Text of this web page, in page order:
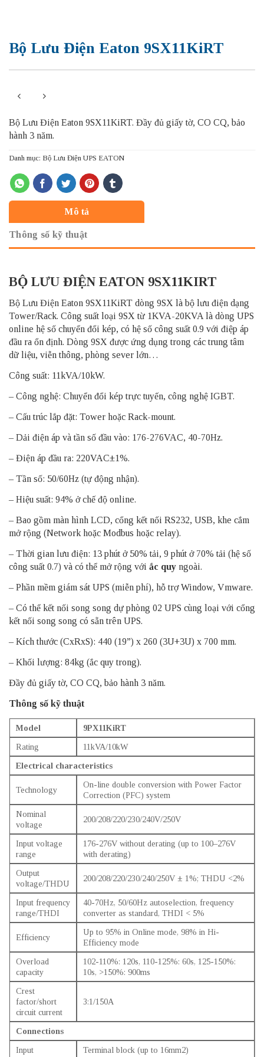
Bộ Lưu Điện Eaton 9SX11KiRT
Bộ Lưu Điện Eaton 9SX11KiRT. Đầy đủ giấy tờ, CO CQ, bảo
hành 3 năm.
Danh mục: Bộ Lưu Điện UPS EATON
Mô tả
Thông số kỹ thuật
BỘ LƯU ĐIỆN EATON 9SX11KIRT
Bộ Lưu Điện Eaton 9SX11KiRT dòng 9SX là bộ lưu điện dạng
Tower/Rack. Công suất loại 9SX từ 1KVA-20KVA là dòng UPS
online hệ số chuyển đổi kép, có hệ số công suất 0.9 với điệp áp
đầu ra ổn định. Dòng 9SX được ứng dụng trong các trung tâm
dữ liệu, viễn thông, phòng sever lớn…
Công suất: 11kVA/10kW.
– Công nghệ: Chuyển đổi kép trực tuyến, công nghệ IGBT.
– Cấu trúc lắp đặt: Tower hoặc Rack-mount.
– Dải điện áp và tần số đầu vào: 176-276VAC, 40-70Hz.
– Điện áp đầu ra: 220VAC±1%.
– Tần số: 50/60Hz (tự động nhận).
– Hiệu suất: 94% ở chế độ online.
– Bao gồm màn hình LCD, cổng kết nối RS232, USB, khe cắm
mở rộng (Network hoặc Modbus hoặc relay).
– Thời gian lưu điện: 13 phút ở 50% tải, 9 phút ở 70% tải (hệ số
công suất 0.7) và có thể mở rộng với ắc quy ngoài.
– Phần mềm giám sát UPS (miễn phí), hỗ trợ Window, Vmware.
– Có thể kết nối song song dự phòng 02 UPS cùng loại với cổng
kết nối song song có sẵn trên UPS.
– Kích thước (CxRxS): 440 (19”) x 260 (3U+3U) x 700 mm.
– Khối lượng: 84kg (ắc quy trong).
Đầy đủ giấy tờ, CO CQ, bảo hành 3 năm.
Thông số kỹ thuật
Model
9PX11KiRT
Rating
11kVA/10kW
Electrical characteristics
Technology
On-line double conversion with Power Factor
Correction (PFC) system
Nominal
voltage
200/208/220/230/240V/250V
Input voltage
range
176-276V without derating (up to 100–276V
with derating)
Output
voltage/THDU
200/208/220/230/240/250V ± 1%; THDU <2%
Input frequency
range/THDI
40-70Hz, 50/60Hz autoselection, frequency
converter as standard, THDI < 5%
Efficiency
Up to 95% in Online mode, 98% in Hi-
Efficiency mode
Overload
capacity
102-110%: 120s, 110-125%: 60s, 125-150%:
10s, >150%: 900ms
Crest
factor/short
circuit current
3:1/150A
Connections
Input
Terminal block (up to 16mm2)